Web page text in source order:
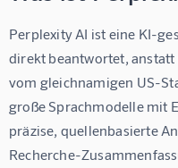
Perplexity AI ist eine KI-
direkt beantwortet,
vom gleichnamigen US-
große Sprachmodelle mit
präzise, quellenbasierte
Recherche-